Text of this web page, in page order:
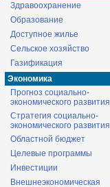
Здравоохранение
Образование
Доступное жилье
Сельское хозяйство
Газификация
Экономика
Прогноз социально-
экономического развития
Стратегия социально-
экономического развития
Областной бюджет
Целевые программы
Инвестиции
Внешнеэкономическая